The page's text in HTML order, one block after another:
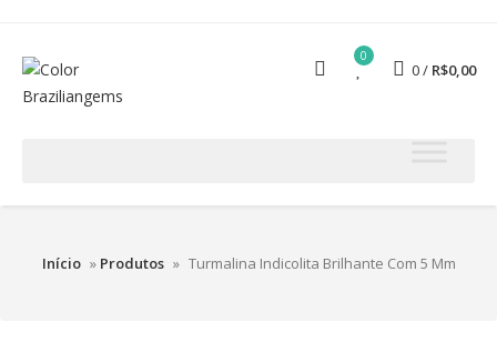
0
0 R$0,00
Início » Produtos » Turmalina Indicolita Brilhante Com 5 Mm